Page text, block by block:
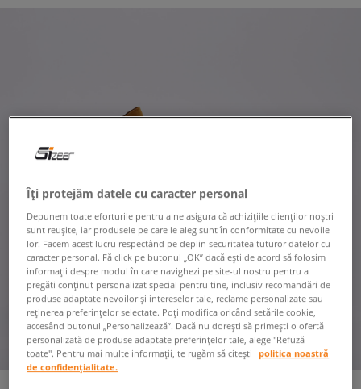
Îți protejăm datele cu caracter personal
Depunem toate eforturile pentru a ne asigura că achizițiile clienților noștri
sunt reușite, iar produsele pe care le aleg sunt în conformitate cu nevoile
lor. Facem acest lucru respectând pe deplin securitatea tuturor datelor cu
caracter personal. Fă click pe butonul „OK” dacă ești de acord să folosim
informații despre modul în care navighezi pe site-ul nostru pentru a
pregăti conținut personalizat special pentru tine, inclusiv recomandări de
produse adaptate nevoilor și intereselor tale, reclame personalizate sau
reținerea preferințelor selectate. Poți modifica oricând setările cookie,
accesând butonul „Personalizează”. Dacă nu dorești să primești o ofertă
personalizată de produse adaptate preferințelor tale, alege "Refuză
toate". Pentru mai multe informații, te rugăm să citești
politica noastră
de confidențialitate.